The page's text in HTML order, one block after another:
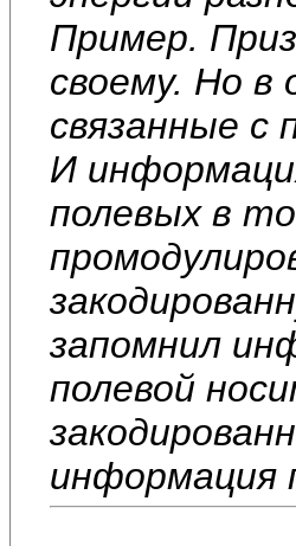
Пример.
своему. Но в
связанные с
И
полевых в
запомнил
полевой
информация